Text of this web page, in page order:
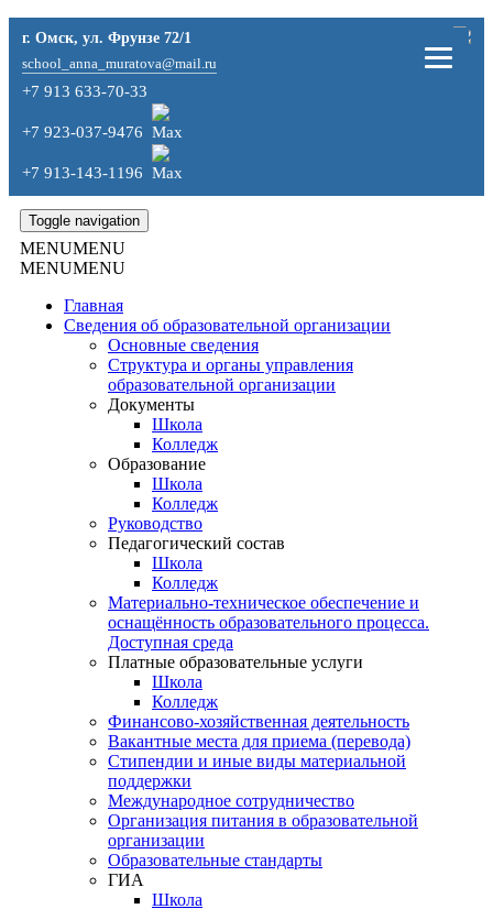
г. Омск, ул. Фрунзе 72/1
school_anna_muratova@mail.ru
+7 913 633-70-33
+7 923-037-9476
+7 913-143-1196
Toggle navigation
MENUMENU
MENUMENU
Главная
Сведения об образовательной организации
Основные сведения
Структура и органы управления
образовательной организации
Документы
Школа
Колледж
Образование
Школа
Колледж
Руководство
Педагогический состав
Школа
Колледж
Материально-техническое обеспечение и
оснащённость образовательного процесса.
Доступная среда
Платные образовательные услуги
Школа
Колледж
Финансово-хозяйственная деятельность
Вакантные места для приема (перевода)
Стипендии и иные виды материальной
поддержки
Международное сотрудничество
Организация питания в образовательной
организации
Образовательные стандарты
ГИА
Школа